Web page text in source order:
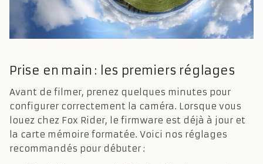
Prise en main : les premiers réglages
Avant de filmer, prenez quelques minutes pour
configurer correctement la caméra. Lorsque vous
louez chez Fox Rider, le firmware est déjà à jour et
la carte mémoire formatée. Voici nos réglages
recommandés pour débuter :